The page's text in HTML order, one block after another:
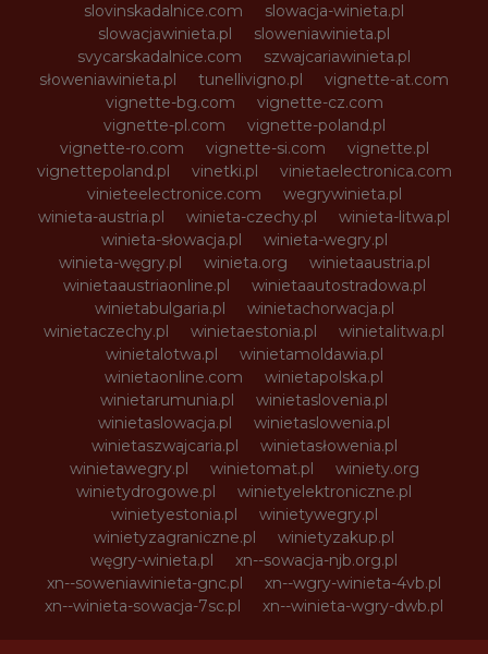
slovinskadalnice.com
slowacja-winieta.pl
slowacjawinieta.pl
sloweniawinieta.pl
svycarskadalnice.com
szwajcariawinieta.pl
słoweniawinieta.pl
tunellivigno.pl
vignette-at.com
vignette-bg.com
vignette-cz.com
vignette-pl.com
vignette-poland.pl
vignette-ro.com
vignette-si.com
vignette.pl
vignettepoland.pl
vinetki.pl
vinietaelectronica.com
vinieteelectronice.com
wegrywinieta.pl
winieta-austria.pl
winieta-czechy.pl
winieta-litwa.pl
winieta-słowacja.pl
winieta-wegry.pl
winieta-węgry.pl
winieta.org
winietaaustria.pl
winietaaustriaonline.pl
winietaautostradowa.pl
winietabulgaria.pl
winietachorwacja.pl
winietaczechy.pl
winietaestonia.pl
winietalitwa.pl
winietalotwa.pl
winietamoldawia.pl
winietaonline.com
winietapolska.pl
winietarumunia.pl
winietaslovenia.pl
winietaslowacja.pl
winietaslowenia.pl
winietaszwajcaria.pl
winietasłowenia.pl
winietawegry.pl
winietomat.pl
winiety.org
winietydrogowe.pl
winietyelektroniczne.pl
winietyestonia.pl
winietywegry.pl
winietyzagraniczne.pl
winietyzakup.pl
węgry-winieta.pl
xn--sowacja-njb.org.pl
xn--soweniawinieta-gnc.pl
xn--wgry-winieta-4vb.pl
xn--winieta-sowacja-7sc.pl
xn--winieta-wgry-dwb.pl